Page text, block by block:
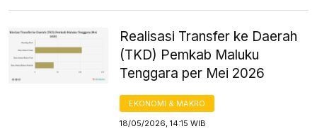
Realisasi Transfer ke Daerah
(TKD) Pemkab Maluku
Tenggara per Mei 2026
EKONOMI & MAKRO
18/05/2026, 14:15 WIB